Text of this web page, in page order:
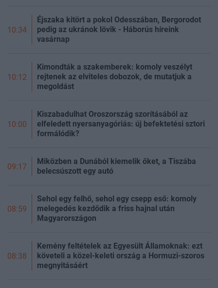
10:34
Éjszaka kitört a pokol Odesszában, Bergorodot
pedig az ukránok lövik - Háborús híreink
vasárnap
10:12
Kimondták a szakemberek: komoly veszélyt
rejtenek az elviteles dobozok, de mutatjuk a
megoldást
10:00
Kiszabadulhat Oroszország szorításából az
elfeledett nyersanyagóriás: új befektetési sztori
formálódik?
09:17
Miközben a Dunából kiemelik őket, a Tiszába
belecsúszott egy autó
08:59
Sehol egy felhő, sehol egy csepp eső: komoly
melegedés kezdődik a friss hajnal után
Magyarországon
08:38
Kemény feltételek az Egyesült Államoknak: ezt
követeli a közel-keleti ország a Hormuzi-szoros
megnyitásáért